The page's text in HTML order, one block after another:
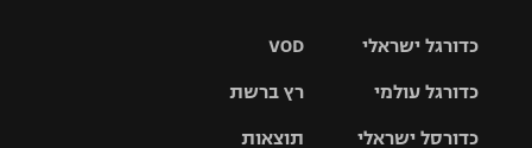
VOD
רץ ברשת
תוצאות
כדורגל ישראלי
כדורגל עולמי
כדורסל ישראלי